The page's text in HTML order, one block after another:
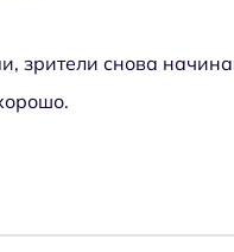
зрители снова